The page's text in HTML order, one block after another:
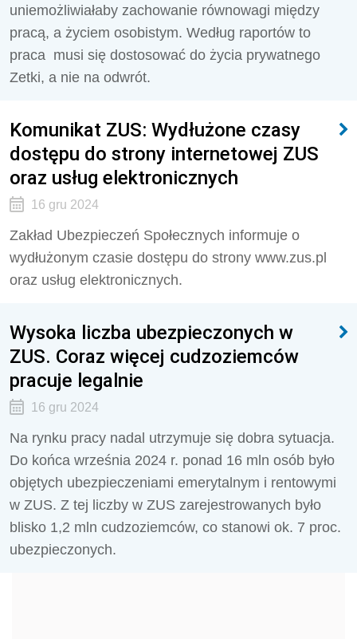
uniemożliwiałaby zachowanie równowagi między
pracą, a życiem osobistym. Według raportów to
praca musi się dostosować do życia prywatnego
Zetki, a nie na odwrót.
Komunikat ZUS: Wydłużone czasy
dostępu do strony internetowej ZUS
oraz usług elektronicznych
16 gru 2024
Zakład Ubezpieczeń Społecznych informuje o
wydłużonym czasie dostępu do strony www.zus.pl
oraz usług elektronicznych.
Wysoka liczba ubezpieczonych w
ZUS. Coraz więcej cudzoziemców
pracuje legalnie
16 gru 2024
Na rynku pracy nadal utrzymuje się dobra sytuacja.
Do końca września 2024 r. ponad 16 mln osób było
objętych ubezpieczeniami emerytalnym i rentowymi
w ZUS. Z tej liczby w ZUS zarejestrowanych było
blisko 1,2 mln cudzoziemców, co stanowi ok. 7 proc.
ubezpieczonych.